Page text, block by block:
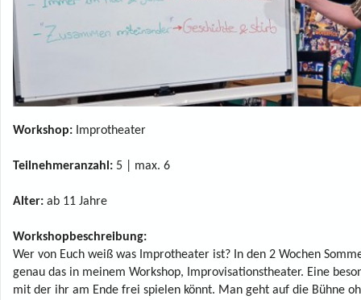
Workshop: Improtheater
Teilnehmeranzahl: 5 | max. 6
Alter: ab 11 Jahre
Workshopbeschreibung:
Wer von Euch weiß was Improtheater ist? In den 2 Wochen
genau das in meinem Workshop, Improvisationstheater. Eine
mit der ihr am Ende frei spielen könnt. Man geht auf die Bühne